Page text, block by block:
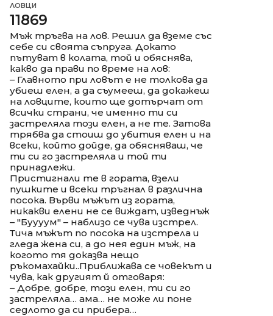
ЛОВЦИ
11869
Мъж тръгва на лов. Решил да вземе със
себе си своята съпруга. Докато
пътуват в колата, той и обяснява,
какво да прави по време на лов:
– Главното при ловът е не толкова да
убиеш елен, а да съумееш, да докажеш
на ловците, които ще дотърчат от
всички страни, че именно ти си
застреляла този елен, а не те. Затова
трябва да стоиш до убития елен и на
всеки, който дойде, да обясняваш, че
ти си го застреляла и той ти
принадлежи.
Пристигнали те в гората, взели
пушките и всеки тръгнал в различна
посока. Върви мъжът из гората,
никакви елени не се виждат, изведнъж
– "Буууум" – наблизо се чува изстрел.
Тича мъжът по посока на изстрела и
гледа жена си, а до нея един мъж, на
когото тя доказва нещо
ръкомахайки..Приближава се човекът и
чува, как другият й отговаря:
– Добре, добре, този елен, ти си го
застреляла… ама… не може ли поне
седлото да си прибера…